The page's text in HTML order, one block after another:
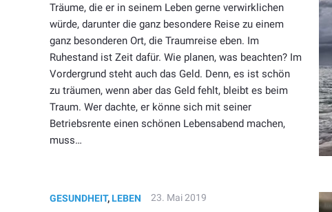
Träume, die er in seinem Leben gerne verwirklichen
würde, darunter die ganz besondere Reise zu einem
ganz besonderen Ort, die Traumreise eben. Im
Ruhestand ist Zeit dafür. Wie planen, was beachten? Im
Vordergrund steht auch das Geld. Denn, es ist schön
zu träumen, wenn aber das Geld fehlt, bleibt es beim
Traum. Wer dachte, er könne sich mit seiner
Betriebsrente einen schönen Lebensabend machen,
muss…
GESUNDHEIT,LEBEN 23. Mai 2019